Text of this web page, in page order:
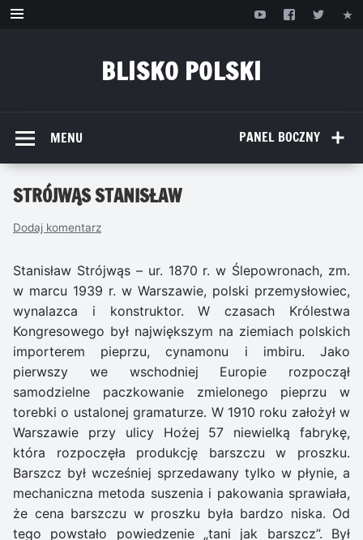
Przejdź
BLISKO POLSKI
PANEL BOCZNY
MENU
STRÓJWĄS STANISŁAW
Dodaj komentarz
Stanisław Strójwąs – ur. 1870 r. w Ślepowronach, zm.
w marcu 1939 r. w Warszawie, polski przemysłowiec,
wynalazca i konstruktor. W czasach Królestwa
Kongresowego był największym na ziemiach polskich
importerem pieprzu, cynamonu i imbiru. Jako
pierwszy we wschodniej Europie rozpoczął
samodzielne paczkowanie zmielonego pieprzu w
torebki o ustalonej gramaturze. W 1910 roku założył w
Warszawie przy ulicy Hożej 57 niewielką fabrykę,
która rozpoczęła produkcję barszczu w proszku.
Barszcz był wcześniej sprzedawany tylko w płynie, a
mechaniczna metoda suszenia i pakowania sprawiała,
że cena barszczu w proszku była bardzo niska. Od
tego powstało powiedzenie „tani jak barszcz”. Był